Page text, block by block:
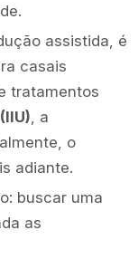
assistida, é
casais
tratamentos
, a
o
adiante.
buscar uma
as